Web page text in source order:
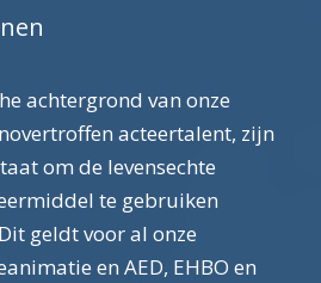
achtergrond van onze
acteertalent, zijn
om de levensechte
te gebruiken
geldt voor al onze
en AED, EHBO en